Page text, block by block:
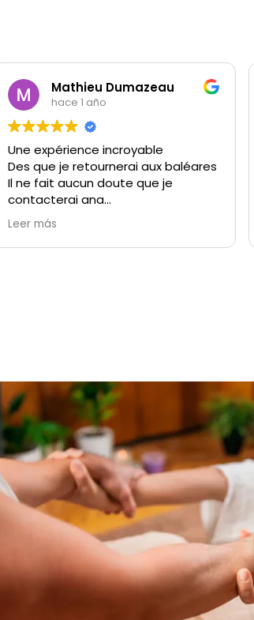
Mathieu Dumazeau
hace 1 año
Une expérience incroyable
Des que je retournerai aux baléares
Il ne fait aucun doute que je
contacterai ana
Ana est une experte … ces mains
sont magiques
A ne pas manquer
Leer más